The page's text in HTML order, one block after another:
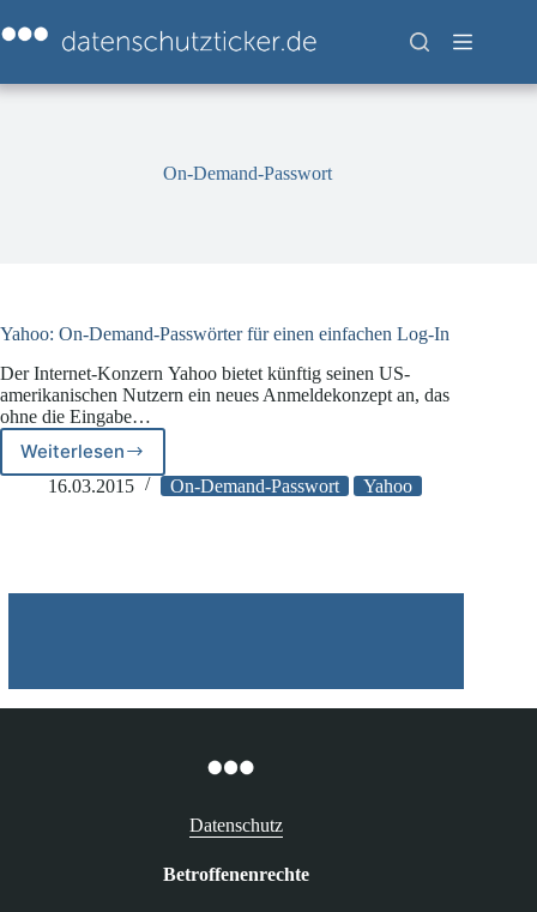
Inhalt
springen
On-Demand-Passwort
Yahoo: On-Demand-Passwörter für einen einfachen Log-In
Der Internet-Konzern Yahoo bietet künftig seinen US-
amerikanischen Nutzern ein neues Anmeldekonzept an, das
ohne die Eingabe…
Weiterlesen
Yahoo:
On-
einfachen
16.03.2015 On-Demand-Passwort Yahoo
Datenschutz
Betroffenenrechte